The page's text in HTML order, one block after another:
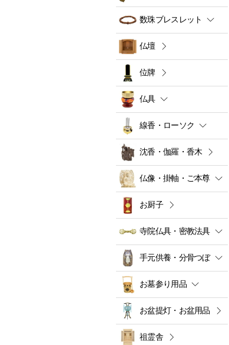
数珠ブレスレット
仏壇
位牌
仏具
線香・ローソク
沈香・伽羅・香木
仏像・掛軸・ご本尊
お厨子
寺院仏具・密教法具
手元供養・分骨つぼ
お墓参り用品
お盆提灯・お盆用品
祖霊舎